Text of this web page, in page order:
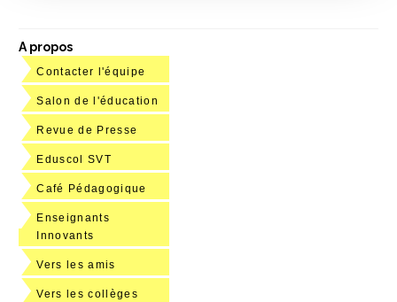
A propos
Contacter l'équipe
Salon de l'éducation
Revue de Presse
Eduscol SVT
Café Pédagogique
Enseignants
Innovants
Vers les amis
Vers les collèges